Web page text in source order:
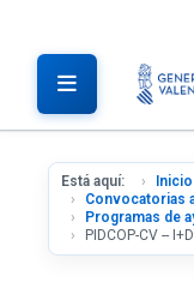
Está aquí: Inicio
Convocatorias
Programas de
PIDCOP-CV --